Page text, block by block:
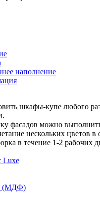
наполнение
шкафы-купе любого
фасадов можно
нескольких цветов в
в течение 1-2 рабочих
Luxe
(МДФ)